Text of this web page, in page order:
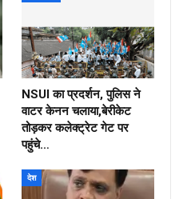
NSUI का प्रदर्शन, पुलिस ने
वाटर केनन चलाया,बेरीकेट
तोड़कर कलेक्ट्रेट गेट पर
पहुंचे…
देश